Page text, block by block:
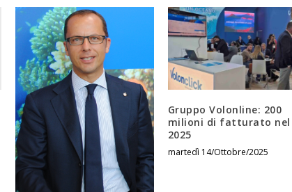
Gruppo Volonline: 200
milioni di fatturato nel
2025
martedì 14/Ottobre/2025